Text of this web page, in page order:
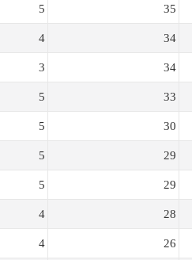
5 35
4 34
3 34
5 33
5 30
5 29
5 29
4 28
4 26